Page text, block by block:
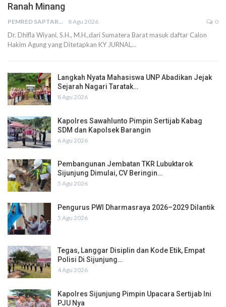
Ranah Minang
PEMRED SAPTARIUS 8 Agu 2026 0
Dr. Dhifla Wiyani, S.H., M.H.,dari Sumatera Barat masuk daftar Calon
Hakim Agung yang Ditetapkan KY JURNAL…
Langkah Nyata Mahasiswa UNP Abadikan Jejak
Sejarah Nagari Taratak…
8 Agu 2026
Kapolres Sawahlunto Pimpin Sertijab Kabag
SDM dan Kapolsek Barangin
6 Agu 2026
Pembangunan Jembatan TKR Lubuktarok
Sijunjung Dimulai, CV Beringin…
5 Agu 2026
Pengurus PWI Dharmasraya 2026–2029 Dilantik
5 Agu 2026
Tegas, Langgar Disiplin dan Kode Etik, Empat
Polisi Di Sijunjung…
4 Agu 2026
Kapolres Sijunjung Pimpin Upacara Sertijab Ini
PJU Nya